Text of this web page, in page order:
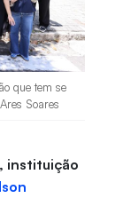
que tem se
Soares
instituição